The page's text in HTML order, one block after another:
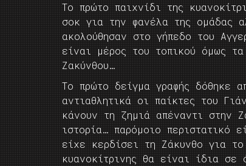
Το πρώτο παιχνίδι της
σοκ για την φανέλα της ομάδας
ακολούθησαν στο γήπεδο του
είναι μέρος του τοπικού όμως
Ζακύνθου…
Το πρώτο δείγμα γραφής δόθηκε
αντιαθλητικά οι παίκτες του
κάνουν τη ζημιά απέναντι στην
ιστορία… παρόμοιο περιστατικό
είχε κερδίσει τη Ζάκυνθο για
κυανοκίτρινης θα είναι ίδια